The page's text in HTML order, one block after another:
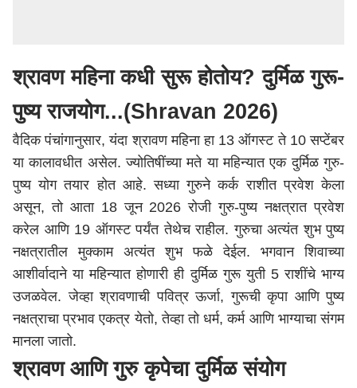
श्रावण महिना कधी सुरू होतोय? दुर्मिळ गुरू-
पुष्य राजयोग...(Shravan 2026)
वैदिक पंचांगानुसार, यंदा श्रावण महिना हा 13 ऑगस्ट ते 10 सप्टेंबर
या कालावधीत असेल. ज्योतिषींच्या मते या महिन्यात एक दुर्मिळ गुरु-
पुष्य योग तयार होत आहे. सध्या गुरुने कर्क राशीत प्रवेश केला
असून, तो आता 18 जून 2026 रोजी गुरु-पुष्य नक्षत्रात प्रवेश
करेल आणि 19 ऑगस्ट पर्यंत तेथेच राहील. गुरुचा अत्यंत शुभ पुष्य
नक्षत्रातील मुक्काम अत्यंत शुभ फळे देईल. भगवान शिवाच्या
आशीर्वादाने या महिन्यात होणारी ही दुर्मिळ गुरू युती 5 राशींचे भाग्य
उजळवेल. जेव्हा श्रावणाची पवित्र ऊर्जा, गुरूची कृपा आणि पुष्य
नक्षत्राचा प्रभाव एकत्र येतो, तेव्हा तो धर्म, कर्म आणि भाग्याचा संगम
मानला जातो.
श्रावण आणि गुरु कृपेचा दुर्मिळ संयोग